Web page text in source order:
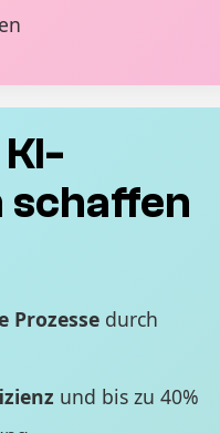
schaffen
Prozessedurch
und bis zu 40%